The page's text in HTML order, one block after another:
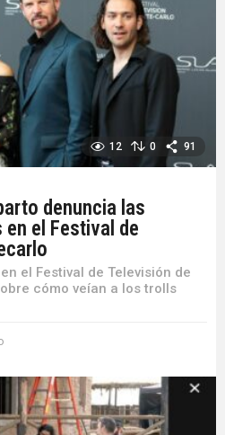
s
o
12 0 91
denuncia las
el Festival de
el Festival de Televisión de
cómo veían a los trolls
ñ
a